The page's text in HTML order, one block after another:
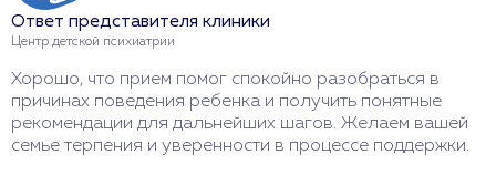
Ответ представителя клиники
Центр детской психиатрии
Хорошо, что прием помог спокойно разобраться в
причинах поведения ребенка и получить понятные
рекомендации для дальнейших шагов. Желаем вашей
семье терпения и уверенности в процессе поддержки.